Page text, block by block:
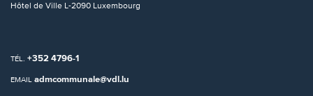
Hôtel de Ville L-2090 Luxembourg
TÉL. +352 4796-1
EMAIL admcommunale@vdl.lu